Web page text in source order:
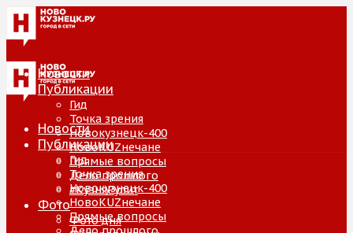
Новости
Публикации
Гид
Точка зрения
Новокузнецк-400
НовоKUZнечане
Прямые вопросы
Дело прошлого
#КузняРулит
Фото
Фото дня
Новости
Публикации
Гид
Точка зрения
Новокузнецк-400
НовоKUZнечане
Прямые вопросы